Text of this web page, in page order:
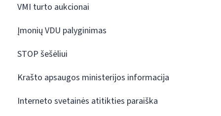
VMI turto aukcionai
Įmonių VDU palyginimas
STOP šešėliui
Krašto apsaugos ministerijos informacija
Interneto svetainės atitikties paraiška